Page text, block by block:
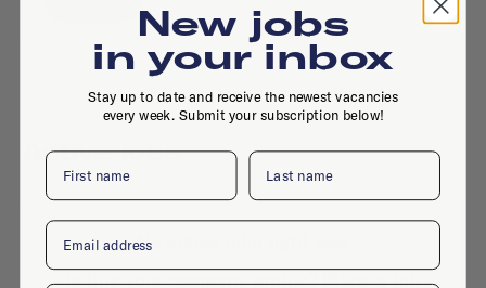
Active jobs
No active jobs right now
Is this your company profile?Place a job
New jobs
in your inbox
Stay up to date and receive the newest vacancies
every week. Submit your subscription below!
First name Last name
Email